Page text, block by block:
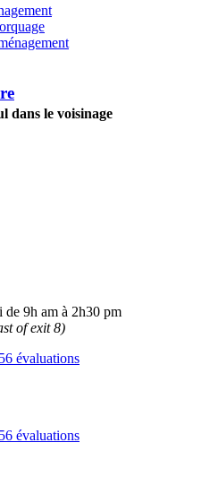
dans le voisinage
9h am à 2h30 pm
of exit 8)
évaluations
évaluations